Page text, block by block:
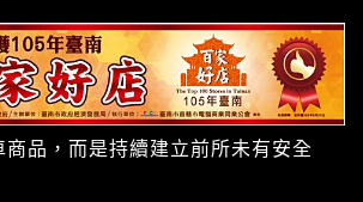
商品，而是持續建立前所未有安全